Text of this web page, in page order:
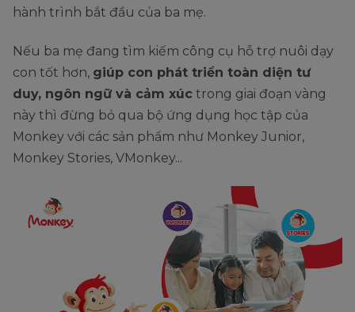
hành trình bắt đầu của ba mẹ.
Nếu ba mẹ đang tìm kiếm công cụ hỗ trợ nuôi dạy
con tốt hơn, giúp con phát triển toàn diện tư
duy, ngôn ngữ và cảm xúc trong giai đoạn vàng
này thì đừng bỏ qua bộ ứng dụng học tập của
Monkey với các sản phẩm như Monkey Junior,
Monkey Stories, VMonkey...